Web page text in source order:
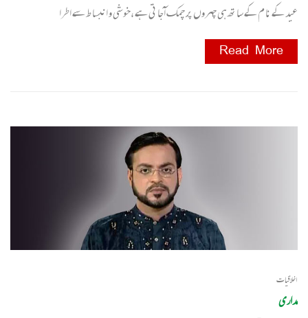
عید کے نا م کے سا تھ ہی چہروں پر چمک آجا تی ہے ،خوشی و انبسا ط سے اطرا
Read More
اخلاقیات
مداری